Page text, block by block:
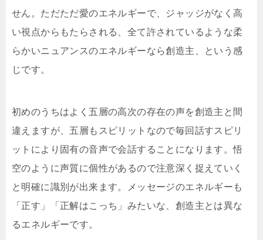
せん。ただただ愛のエネルギーで、ジャッジがなく高
い視点からもたらされる、全て許されているような柔
らかいニュアンスのエネルギーなら創造主、という感
じです。
初めのうちはよく五層の高次の存在の声を創造主と間
違えますが、五層もスピリットなので毎回話すスピリ
ットにより固有の音声で会話することになります。悟
空のように声質に個性があるので注意深く捉えていく
と明確に識別が出来ます。メッセージのエネルギーも
「正す」「正解はこっち」みたいな、創造主とは異な
るエネルギーです。